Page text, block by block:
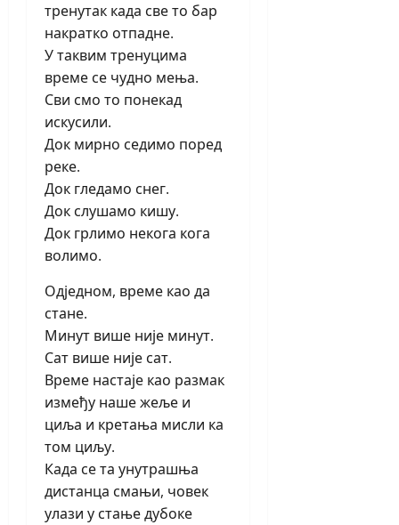
тренутак када све то бар
накратко отпадне.
У таквим тренуцима
време се чудно мења.
Сви смо то понекад
искусили.
Док мирно седимо поред
реке.
Док гледамо снег.
Док слушамо кишу.
Док грлимо некога кога
волимо.
Одједном, време као да
стане.
Минут више није минут.
Сат више није сат.
Време настаје као размак
између наше жеље и
циља и кретања мисли ка
том циљу.
Када се та унутрашња
дистанца смањи, човек
улази у стање дубоке